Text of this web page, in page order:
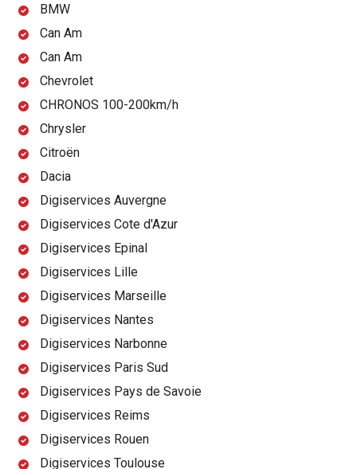
BMW
Can Am
Can Am
Chevrolet
CHRONOS 100-200km/h
Chrysler
Citroën
Dacia
Digiservices Auvergne
Digiservices Cote d'Azur
Digiservices Epinal
Digiservices Lille
Digiservices Marseille
Digiservices Nantes
Digiservices Narbonne
Digiservices Paris Sud
Digiservices Pays de Savoie
Digiservices Reims
Digiservices Rouen
Digiservices Toulouse